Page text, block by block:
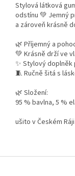
Stylová látková
odstínu 💚 Jemný
a zároveň krásně
🌿 Příjemný a
💚 Krásně drží ve
✨ Stylový
🧵 Ručně šitá s
🌿 Složení:
95 % bavlna, 5 %
ušito v Českém
Z